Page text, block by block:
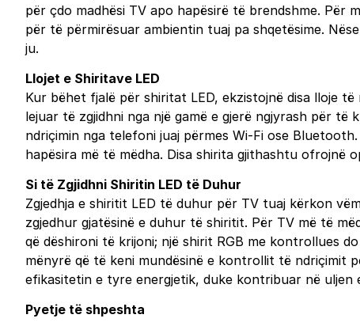
për çdo madhësi TV apo hapësirë të brendshme.
për të përmirësuar ambientin tuaj pa shqetësime.
ju.
Llojet e Shiritave LED
Kur bëhet fjalë për shiritat LED, ekzistojnë disa lloje
lejuar të zgjidhni nga një gamë e gjerë ngjyrash për
ndriçimin nga telefoni juaj përmes Wi-Fi ose
hapësira më të mëdha. Disa shirita gjithashtu ofrojnë
Si të Zgjidhni Shiritin LED të Duhur
Zgjedhja e shiritit LED të duhur për TV tuaj kërkon
zgjedhur gjatësinë e duhur të shiritit. Për TV më të
që dëshironi të krijoni; një shirit RGB me kontrollues
mënyrë që të keni mundësinë e kontrollit të ndriçimit
efikasitetin e tyre energjetik, duke kontribuar në uljen
Pyetje të shpeshta